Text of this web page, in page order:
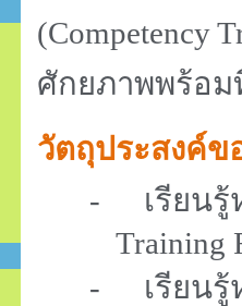
(Competency
ศักยภาพพร้อม
วัตถุประสงค์ข
-
เรียน
Training
-
เรียน